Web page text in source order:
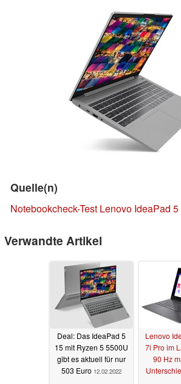
Quelle(n)
Notebookcheck-Test Lenovo IdeaPad
Verwandte Artikel
Deal: Das IdeaPad 5
15 mit Ryzen 5 5500U
gibt es aktuell für nur
503 Euro 12.02.2022
Lenovo
7i Pro im
90 Hz